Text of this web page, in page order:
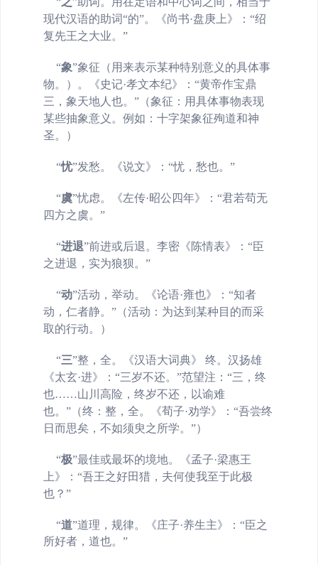
现代汉语的助词“的”。《尚书·盘庚上》：“绍
复先王之大业。”
“象”象征（用来表示某种特别意义的具体事
物。）。《史记·孝文本纪》：“黄帝作宝鼎
三，象天地人也。”（象征：用具体事物表现
某些抽象意义。例如：十字架象征殉道和神
圣。）
“忧”发愁。《说文》：“忧，愁也。”
“虞”忧虑。《左传·昭公四年》：“君若苟无
四方之虞。”
“进退”前进或后退。李密《陈情表》：“臣
之进退，实为狼狈。”
“动”活动，举动。《论语·雍也》：“知者
动，仁者静。”（活动：为达到某种目的而采
取的行动。）
“三”整，全。《汉语大词典》 终。汉扬雄
《太玄·进》：“三岁不还。”范望注：“三，终
也……山川高险，终岁不还，以谕难
也。”（终：整，全。《荀子·劝学》：“吾尝终
日而思矣，不如须臾之所学。”）
“极”最佳或最坏的境地。《孟子·梁惠王
上》：“吾王之好田猎，夫何使我至于此极
也？”
“道”道理，规律。《庄子·养生主》：“臣之
所好者，道也。”